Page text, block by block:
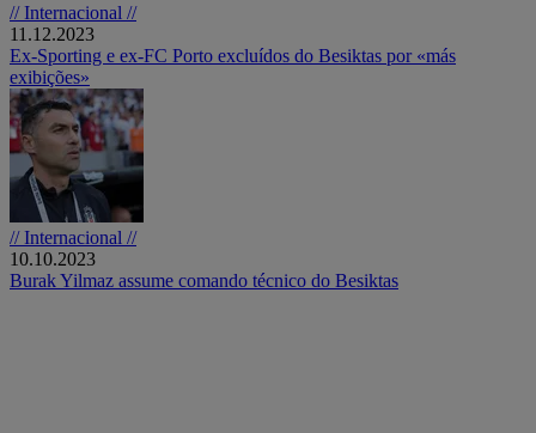
// Internacional //
11.12.2023
Ex-Sporting e ex-FC Porto excluídos do Besiktas por «más
exibições»
// Internacional //
10.10.2023
Burak Yilmaz assume comando técnico do Besiktas